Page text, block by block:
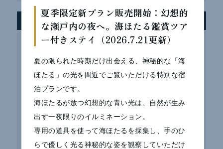
最近の投稿
インスタフォローキャンペーン実施中
【7～10月限定】幻想的な海ほたると温泉を楽しむホテ
ル宿泊プラン 販売開始
サマーモヒートシェイク販売開始のお知らせ
Macaron 5 販売開始のお知らせ
夏季限定新プラン販売開始：幻想的
な瀬戸内の夜へ。海ほたる鑑賞ツア
ー付きステイ（2026.7.21更新）
夏の限られた時期だけ出会える、神秘的な「海
ほたる」の光を間近でご覧いただける特別な宿
泊プランです。
海ほたるが放つ幻想的な青い光は、自然が生み
出す一夜限りのイルミネーション。
専用の道具を使って海ほたるを採集し、手のひ
らで優しく光る神秘的な姿を観察していただけ